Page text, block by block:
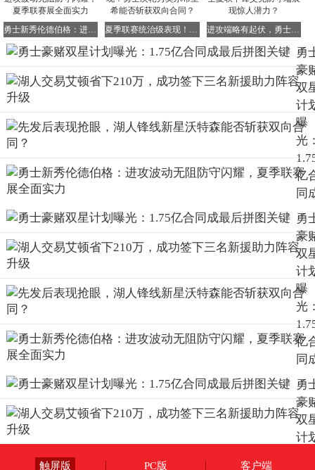
进攻端略有起伏，勇士夏联中锋艾克防守端展现惊人潜力？
勇
豪
双
计
曝
光
亿
同
最
拼
关
勇
豪
双
计
曝
光
亿
同
最
拼
关
勇
豪
双
计
触屏版 PC版 客户端